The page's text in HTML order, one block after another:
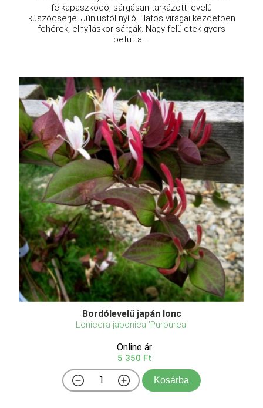
felkapaszkodó, sárgásan tarkázott levelű
kúszócserje. Júniustól nyíló, illatos virágai kezdetben
fehérek, elnyíláskor sárgák. Nagy felületek gyors
befutta ...
Bordólevelű japán lonc
Lonicera japonica 'Purpurea'
Online ár
5 350 Ft
Kosárba